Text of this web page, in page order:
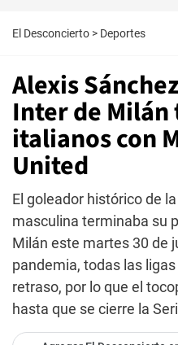
El Desconcierto > Deportes
Alexis
Inter de Milán
italianos con
United
El goleador histórico de
masculina terminaba su
Milán este martes 30 de
pandemia, todas las
retraso, por lo que el
hasta que se cierre la